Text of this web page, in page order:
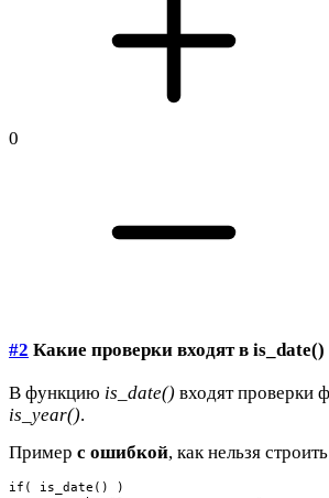
0
#2 Какие проверки входят в is_date()
В функцию is_date() входят проверки
is_year().
Пример с ошибкой, как нельзя
if( is_date() )